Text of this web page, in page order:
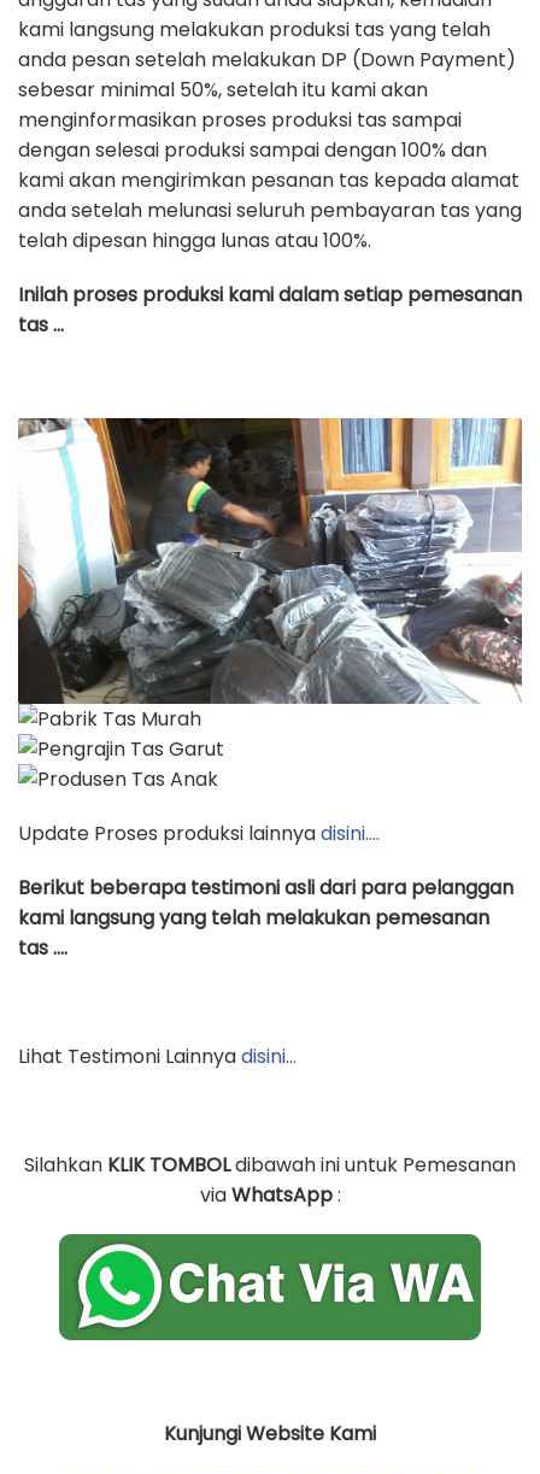
kami langsung melakukan produksi tas yang telah
anda pesan setelah melakukan DP (Down Payment)
sebesar minimal 50%, setelah itu kami akan
menginformasikan proses produksi tas sampai
dengan selesai produksi sampai dengan 100% dan
kami akan mengirimkan pesanan tas kepada alamat
anda setelah melunasi seluruh pembayaran tas yang
telah dipesan hingga lunas atau 100%.
Inilah proses produksi kami dalam setiap pemesanan
tas …
Update Proses produksi lainnyadisini….
Berikut beberapa testimoni asli dari para pelanggan
kami langsung yang telah melakukan pemesanan
tas ….
Lihat Testimoni Lainnyadisini…
Silahkan KLIK TOMBOLdibawah ini untuk Pemesanan
viaWhatsApp:
Kunjungi Website Kami